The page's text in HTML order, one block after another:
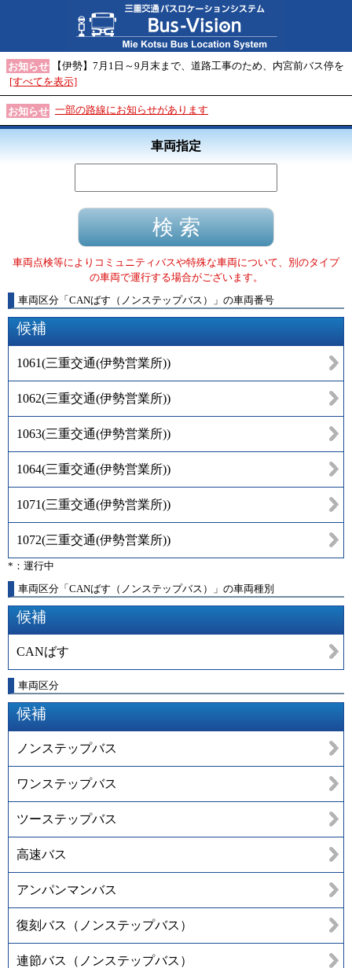
お知らせ
【伊勢】7月1日～9月末まで、道路工事のため、内宮前バス停を
[すべてを表示]
お知らせ 一部の路線にお知らせがあります
車両指定
車両点検等によりコミュニティバスや特殊な車両について、別のタイプ
の車両で運行する場合がございます。
車両区分 「 CANばす（ノンステップバス） 」 の車両番号
候補
1061(三重交通(伊勢営業所))
1062(三重交通(伊勢営業所))
1063(三重交通(伊勢営業所))
1064(三重交通(伊勢営業所))
1071(三重交通(伊勢営業所))
1072(三重交通(伊勢営業所))
*：運行中
車両区分「CANばす（ノンステップバス）」の車両種別
候補
CANばす
車両区分
候補
ノンステップバス
ワンステップバス
ツーステップバス
高速バス
アンパンマンバス
復刻バス（ノンステップバス）
連節バス（ノンステップバス）